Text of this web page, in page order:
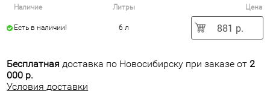
Наличие Литры Цена
Есть в наличии! 6 л 881 р.
Бесплатная доставка по Новосибирску при заказе от 2
000 р.
Условия доставки